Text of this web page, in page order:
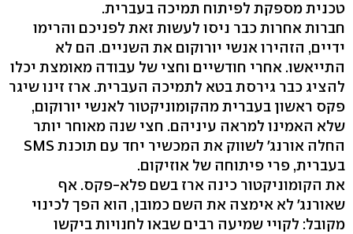
טכנית מספקת לפיתוח תמיכה בעברית.
חברות אחרות כבר ניסו לעשות זאת לפניכם והרימו
ידיים, הזהירו אנשי יורוקום את השניים. הם לא
התייאשו. אחרי חודשיים וחצי של עבודה מאומצת יכלו
להציג כבר גירסת בטא לתמיכה העברית. ארז זינו שיגר
פקס ראשון בעברית מהקומוניקטור לאנשי יורוקום,
שלא האמינו למראה עיניהם. חצי שנה מאוחר יותר
החלה אורנג' לשווק את המכשיר יחד עם תוכנת SMS
בעברית, פרי פיתוחה של אוזיקום.
את הקומוניקטור כינה ארז בשם פלא-פקס. אף
שאורנג' לא אימצה את השם כמובן, הוא הפך לכינוי
מקובל: לקויי שמיעה רבים שבאו לחנויות ביקשו